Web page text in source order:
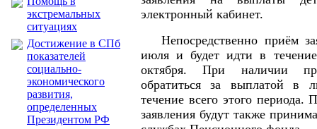
экстремальных
ситуациях
Достижение в СПб
показателей
социально-
экономического
развития,
определенных
Президентом РФ
электронный кабинет.
Непосредственно приём
июля и будет идти в
октября. При наличии
обратиться за выплатой в
течение всего этого периода.
заявления будут также